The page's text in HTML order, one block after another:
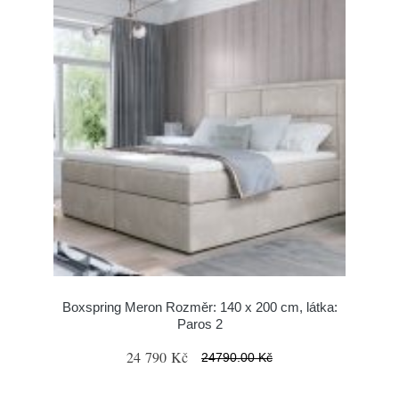
Boxspring Meron Rozměr: 140 x 200 cm, látka:
Paros 2
24 790 Kč 24790.00 Kč